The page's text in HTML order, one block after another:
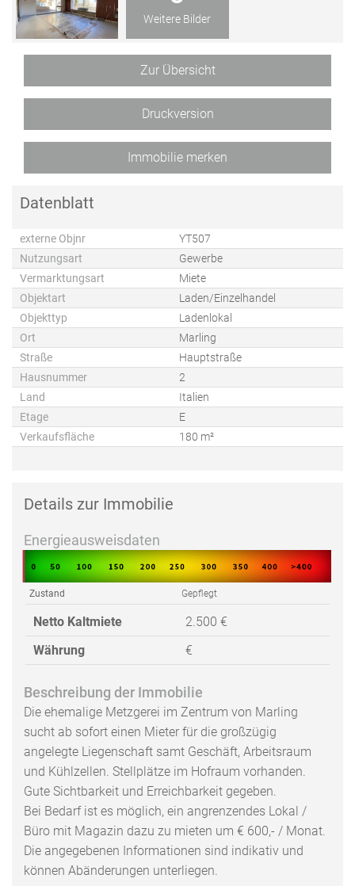
Weitere Bilder
Zur Übersicht
Druckversion
Immobilie merken
Datenblatt
externe Objnr
YT507
Nutzungsart
Gewerbe
Vermarktungsart
Miete
Objektart
Laden/Einzelhandel
Objekttyp
Ladenlokal
Ort
Marling
Straße
Hauptstraße
Hausnummer
2
Land
Italien
Etage
E
Verkaufsfläche
180 m²
Details zur Immobilie
Energieausweisdaten
Zustand Gepflegt
Netto Kaltmiete
2.500 €
Währung
€
Beschreibung der Immobilie
Die ehemalige Metzgerei im Zentrum von Marling
sucht ab sofort einen Mieter für die großzügig
angelegte Liegenschaft samt Geschäft, Arbeitsraum
und Kühlzellen. Stellplätze im Hofraum vorhanden.
Gute Sichtbarkeit und Erreichbarkeit gegeben.
Bei Bedarf ist es möglich, ein angrenzendes Lokal /
Büro mit Magazin dazu zu mieten um € 600,- / Monat.
Die angegebenen Informationen sind indikativ und
können Abänderungen unterliegen.